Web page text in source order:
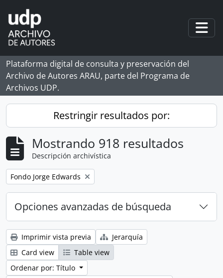
Skip to main content
Plataforma digital de consulta y preservación del
Archivo de Autores ARAU, parte del Programa de
Archivos UDP.
Restringir resultados por:
Mostrando 918 resultados
Descripción archivística
Remove filter:
Fondo Jorge Edwards
Opciones avanzadas de búsqueda
Imprimir vista previa
Jerarquía
Card view
Table view
Ordenar por: Título